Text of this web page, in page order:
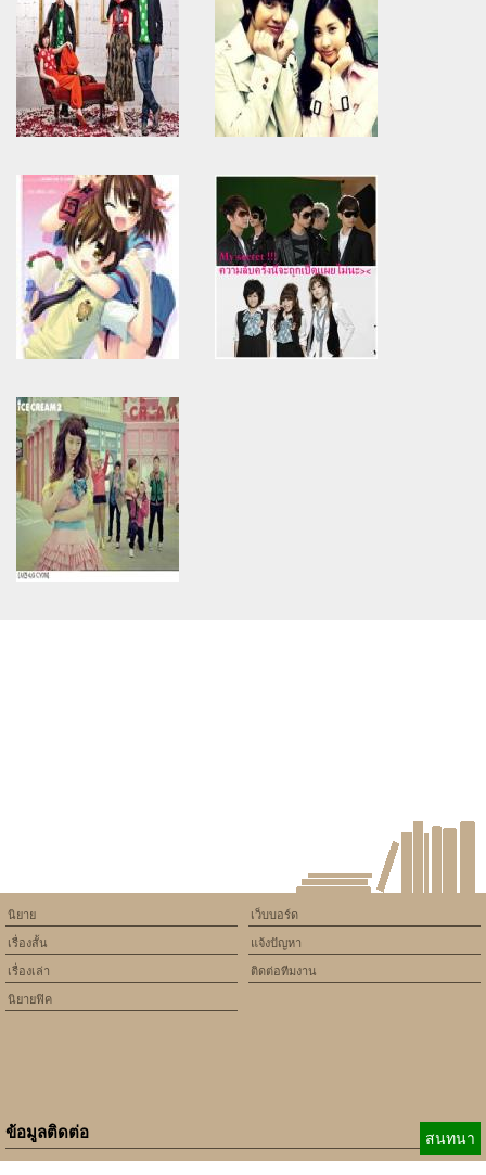
Warning: Use of undefined
constant article_topic -
assumed 'article_topic' (this
will throw an Error in a future
version of PHP) in
/home/keedkean/domains/keedkean.com/public_html/include/article/
on line534
นายติ๊งต๊องป่วนหัวใจยัยนักรบ
สาว
Warning: Use of undefined
constant article_topic -
assumed 'article_topic' (this
will throw an Error in a future
version of PHP) in
/home/keedkean/domains/
on line 534
รักนาย..เจ้าชาย play boy
Warning: Use of undefined
constant article_topic -
assumed 'article_topic' (this
will throw an Error in a future
version of PHP) in
/home/keedkean/domains/keedkean.com/public_html/include/article/
on line534
love แค่ (หลอกๆ)
เว็บบอร์ด
แจ้งปัญหา
ติดต่อทีมงาน
นิยาย
เรื่องสั้น
เรื่องเล่า
นิยายฟิค
ข้อมูลติดต่อ สนทนา